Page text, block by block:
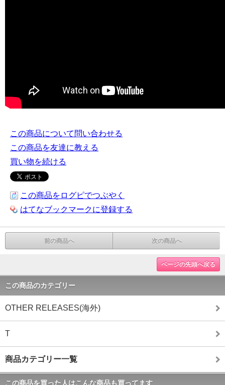
この商品について問い合わせる
この商品を友達に教える
買い物を続ける
この商品をログピでつぶやく
はてなブックマークに登録する
前の商品へ 次の商品へ
ページの先頭へ戻る
この商品のカテゴリー
OTHER RELEASES(海外)
T
商品カテゴリー一覧
この商品を買った人はこんな商品も買ってます